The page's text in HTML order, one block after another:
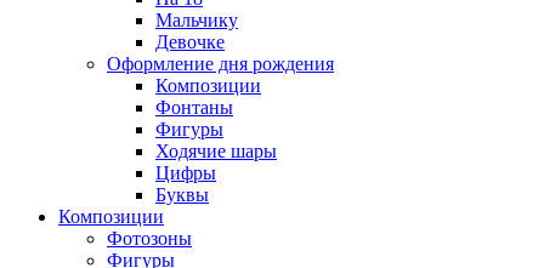
Мальчику
Девочке
Оформление дня рождения
Композиции
Фонтаны
Фигуры
Ходячие шары
Цифры
Буквы
Композиции
Фотозоны
Фигуры